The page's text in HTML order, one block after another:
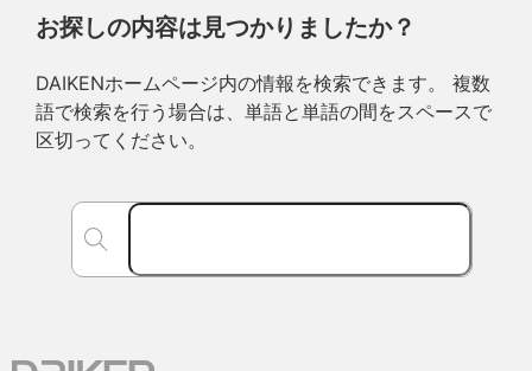
お探しの内容は見つかりましたか？
DAIKENホームページ内の情報を検索できます。 複数
語で検索を行う場合は、単語と単語の間をスペースで
区切ってください。